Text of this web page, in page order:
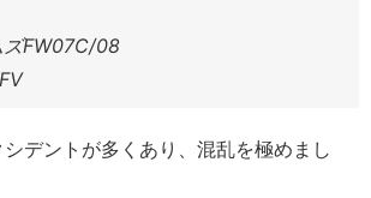
ズFW07C/08
デントが多くあり、混乱を極めまし